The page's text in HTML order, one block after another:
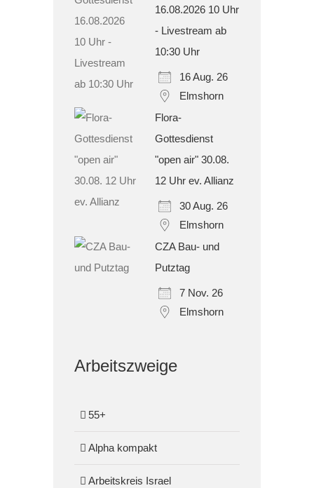
16.08.2026 10 Uhr
- Livestream ab
10:30 Uhr
16 Aug. 26
Elmshorn
Flora-
Gottesdienst
"open air" 30.08.
12 Uhr ev. Allianz
30 Aug. 26
Elmshorn
CZA Bau- und
Putztag
7 Nov. 26
Elmshorn
Arbeitszweige
55+
Alpha kompakt
Arbeitskreis Israel